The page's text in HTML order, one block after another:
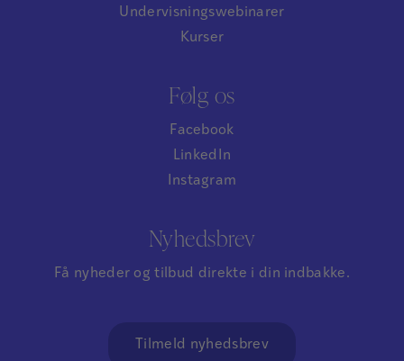
Undervisningswebinarer
Kurser
Følg os
Facebook
LinkedIn
Instagram
Nyhedsbrev
Få nyheder og tilbud direkte i din indbakke.
Tilmeld nyhedsbrev